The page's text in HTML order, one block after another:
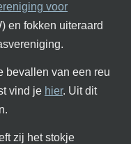
voor
en fokken uiteraard
bevallen van een reu
vind je hier. Uit dit
zij het stokje